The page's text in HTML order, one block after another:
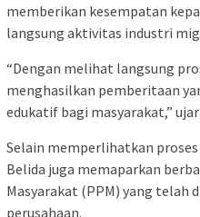
memberikan kesempatan
langsung aktivitas industri
“Dengan melihat langsung
menghasilkan pemberitaan
edukatif bagi masyarakat,”
Selain memperlihatkan proses
Belida juga memaparkan
Masyarakat (PPM) yang telah
perusahaan.